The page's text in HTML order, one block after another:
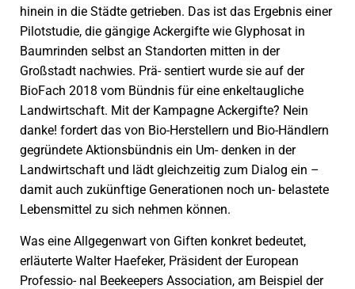
hinein in die Städte getrieben. Das ist das Ergebnis einer
Pilotstudie, die gängige Ackergifte wie Glyphosat in
Baumrinden selbst an Standorten mitten in der
Großstadt nachwies. Prä- sentiert wurde sie auf der
BioFach 2018 vom Bündnis für eine enkeltaugliche
Landwirtschaft. Mit der Kampagne Ackergifte? Nein
danke! fordert das von Bio-Herstellern und Bio-Händlern
gegründete Aktionsbündnis ein Um- denken in der
Landwirtschaft und lädt gleichzeitig zum Dialog ein –
damit auch zukünftige Generationen noch un- belastete
Lebensmittel zu sich nehmen können.
Was eine Allgegenwart von Giften konkret bedeutet,
erläuterte Walter Haefeker, Präsident der European
Professio- nal Beekeepers Association, am Beispiel der